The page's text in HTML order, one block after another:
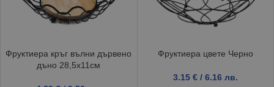
Фруктиера кръг вълни дървено
дъно 28,5х11см
Фруктиера цвете Черно
3.15 € / 6.16 лв.